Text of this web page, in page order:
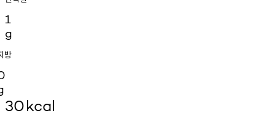
1
g
방
30kcal